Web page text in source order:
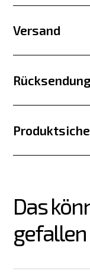
Versand
Das
gefallen